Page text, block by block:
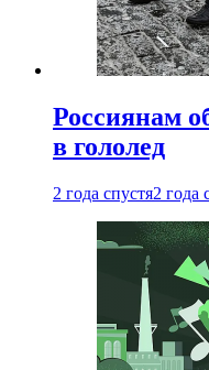
Россиянам
в гололед
2 года спустя2 года